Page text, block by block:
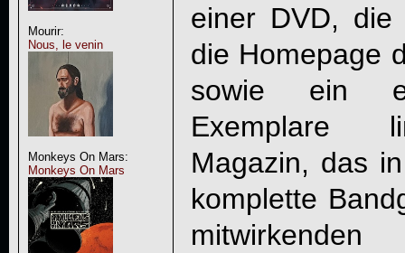
Mourir:
Nous, le venin
Monkeys On Mars:
Monkeys On Mars
einer DVD,
die Homepage
sowie ein
Exemplare
Magazin, das
komplette